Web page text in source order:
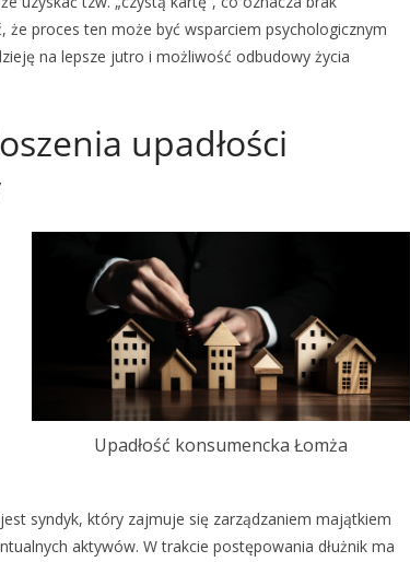
proces ten może być wsparciem psychologicznym
na lepsze jutro i możliwość odbudowy życia
upadłości
Upadłość konsumencka Łomża
syndyk, który zajmuje się zarządzaniem majątkiem
aktywów. W trakcie postępowania dłużnik ma